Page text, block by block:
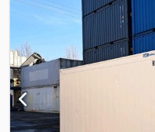
da postoje manja
Jedna kratka i jedna duga
približno D x Š x V 6,06 m x
približno D x Š x V 5,89 m x
dvokrilne vrata: Š x V,
duže strane: Š x V, približno
približno 3060 kg,
džepovima za viljuškar i